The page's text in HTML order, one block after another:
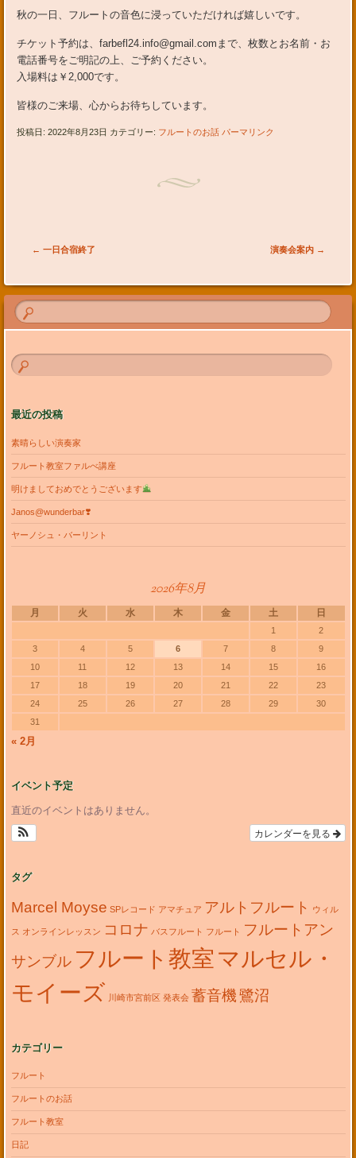
秋の一日、フルートの音色に浸っていただければ嬉しいです。
チケット予約は、farbefl24.info@gmail.comまで、枚数とお名前・お
電話番号をご明記の上、ご予約ください。
入場料は￥2,000です。
皆様のご来場、心からお待ちしています。
投稿日: 2022年8月23日 カテゴリー: フルートのお話 パーマリンク
投稿ナビゲーション
← 一日合宿終了 演奏会案内 →
最近の投稿
素晴らしい演奏家
フルート教室ファルべ講座
明けましておめでとうございます
Janos@wunderbar❣️
ヤーノシュ・バーリント
2026年8月
月 火 水 木 金 土 日
« 2月
1
2
3
4 5 6 7 8
9
10
11 12 13 14 15
16
17
18 19 20 21 22
23
24
25 26 27 28 29
30
31
イベント予定
直近のイベントはありません。
カレンダーを見る
タグ
Marcel Moyse SPレコード アマチュア アルトフルート ウィル
ス オンラインレッスン コロナ バスフルート フルート
フルートアン
サンブル フルート教室 マルセル・
モイーズ
川崎市宮前区 発表会 蓄音機鷺沼
カテゴリー
フルート
フルートのお話
フルート教室
日記